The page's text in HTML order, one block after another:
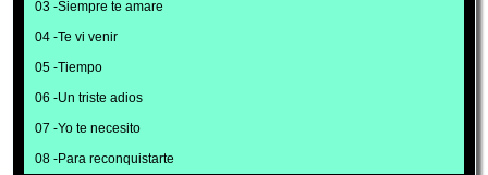
03 -Siempre te amare
04 -Te vi venir
05 -Tiempo
06 -Un triste adios
07 -Yo te necesito
08 -Para reconquistarte